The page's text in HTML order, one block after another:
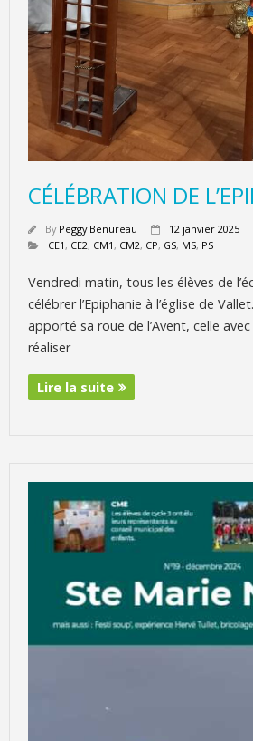
CÉLÉBRATION DE
By Peggy Benureau
12 janvier 2025
CE1 , CE2, CM1 , CM2, CP, GS, MS, PS
Vendredi matin, tous les élèves de
célébrer l’Epiphanie à l’église de
apporté sa roue de l’Avent, celle
réaliser
Lire la suite